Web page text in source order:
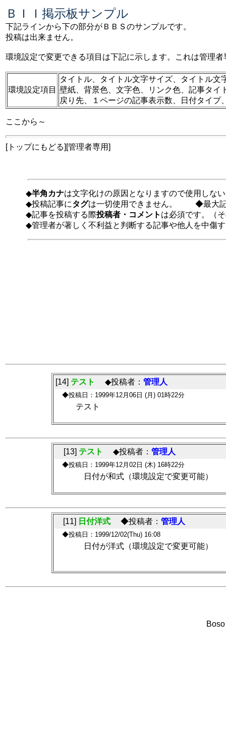
ＢＩＩ掲示板サンプル
下記ラインから下の部分がＢＢＳのサンプルです。
投稿は出来ません。
環境設定で変更できる項目は下記に示します。これは管理
環境設定項目
タイトル、タイトル文字サイズ、タイトル文
壁紙、背景色、文字色、リンク色、記事タイ
戻り先、１ページの記事表示数、日付タイプ
ここから～
[トップにもどる][管理者専用]
◆半角カナは文字化けの原因となりますので使用しな
◆投稿記事にタグは一切使用できません。 ◆最大
◆記事を投稿する際投稿者・コメント は必須です。（
◆管理者が著しく不利益と判断する記事や他人を中傷
[14] テスト ◆投稿者： 管理人
◆投稿日：1999年12月06日 (月) 01時22分
テスト
[13] テスト ◆投稿者： 管理人
◆投稿日：1999年12月02日 (木) 16時22分
日付が和式（環境設定で変更可能）
[11] 日付洋式◆投稿者： 管理人
◆投稿日：1999/12/02(Thu) 16:08
日付が洋式（環境設定で変更可能）